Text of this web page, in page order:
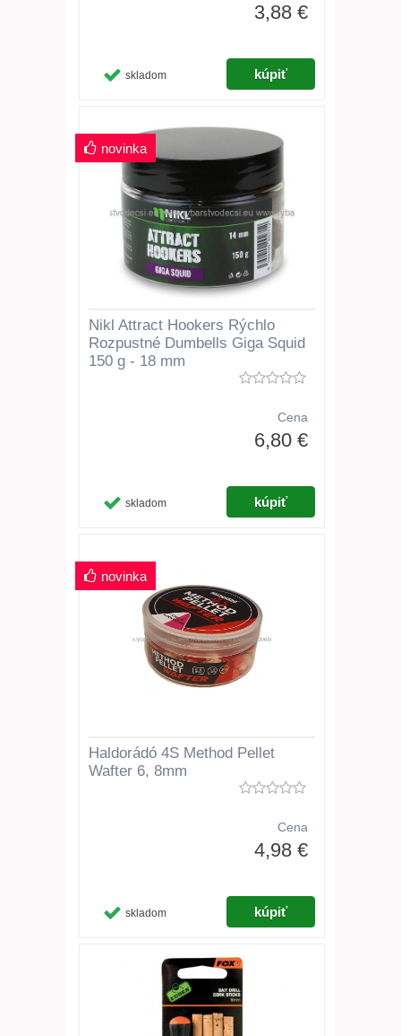
3,88 €
skladom
Nikl Attract Hookers Rýchlo
Rozpustné Dumbells Giga Squid
150 g - 18 mm
Cena
6,80 €
skladom
novinka
Haldorádó 4S Method Pellet
Wafter 6, 8mm
Cena
4,98 €
skladom
novinka